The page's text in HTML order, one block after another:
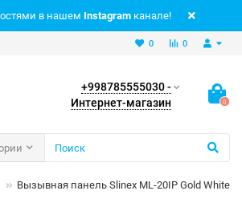
в нашем Instagram канале!
0
0
+998785555030 -
Интернет-магазин
0
Вызывная панель Slinex ML-20IP Gold White